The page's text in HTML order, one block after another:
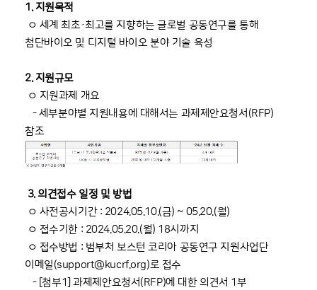
1. 지원목적
ㅇ 세계 최초·최고를 지향하는 글로벌 공동연구를 통해
첨단바이오 및 디지털 바이오 분야 기술 육성
2. 지원규모
ㅇ 지원과제 개요
- 세부분야별 지원내용에 대해서는 과제제안요청서(RFP)
참조
3. 의견접수 일정 및 방법
ㅇ 사전공시기간 : 2024.05.10.(금) ~ 05.20.(월)
ㅇ 접수기한 : 2024.05.20.(월) 18시까지
ㅇ 접수방법 : 범부처 보스턴 코리아 공동연구 지원사업단
이메일(support@kucrf.org)로 접수
- [첨부1] 과제제안요청서(RFP)에 대한 의견서 1부